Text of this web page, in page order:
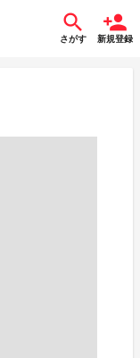
さがす 新規登録